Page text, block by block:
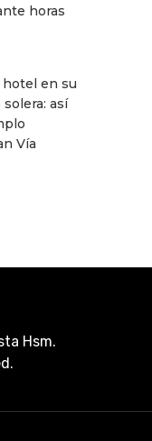
horas
en su
así
Vía
Hsm.